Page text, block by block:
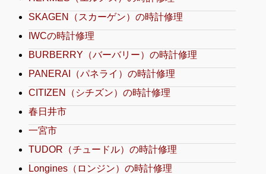
SKAGEN（スカーゲン）の時計修理
IWCの時計修理
BURBERRY（バーバリー）の時計修理
PANERAI（パネライ）の時計修理
CITIZEN（シチズン）の時計修理
春日井市
一宮市
TUDOR（チュードル）の時計修理
Longines（ロンジン）の時計修理